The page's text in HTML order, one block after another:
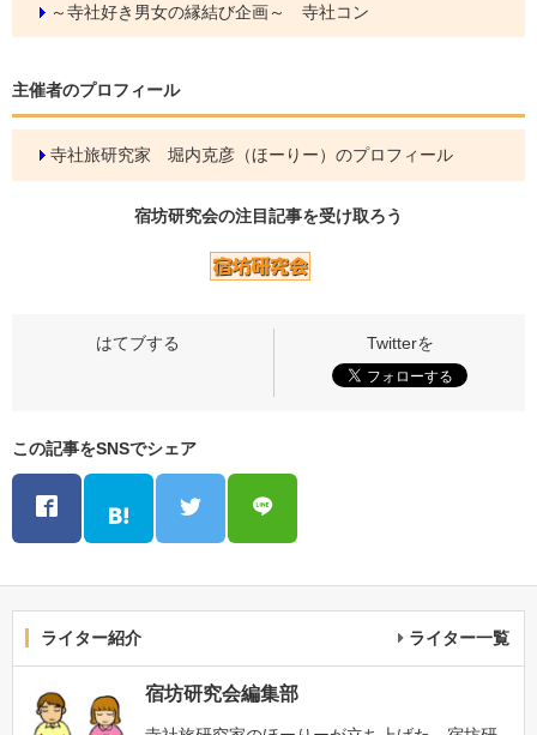
～寺社好き男女の縁結び企画～ 寺社コン
主催者のプロフィール
寺社旅研究家 堀内克彦（ほーりー）のプロフィール
宿坊研究会の注目記事を受け取ろう
この記事をSNSでシェア
ライター紹介 ライター一覧
宿坊研究会編集部